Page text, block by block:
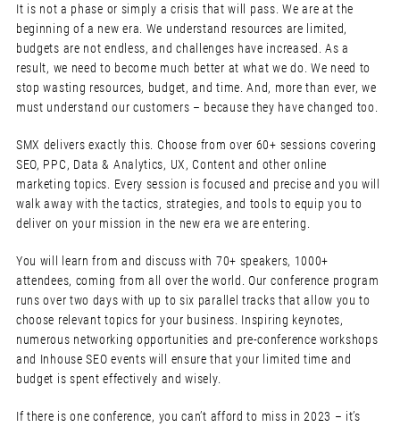
It is not a phase or simply a crisis that will pass. We are at the
beginning of a new era. We understand resources are limited,
budgets are not endless, and challenges have increased. As a
result, we need to become much better at what we do. We need to
stop wasting resources, budget, and time. And, more than ever, we
must understand our customers – because they have changed too.
SMX delivers exactly this. Choose from over 60+ sessions covering
SEO, PPC, Data & Analytics, UX, Content and other online
marketing topics. Every session is focused and precise and you will
walk away with the tactics, strategies, and tools to equip you to
deliver on your mission in the new era we are entering.
You will learn from and discuss with 70+ speakers, 1000+
attendees, coming from all over the world. Our conference program
runs over two days with up to six parallel tracks that allow you to
choose relevant topics for your business. Inspiring keynotes,
numerous networking opportunities and pre-conference workshops
and Inhouse SEO events will ensure that your limited time and
budget is spent effectively and wisely.
If there is one conference, you can’t afford to miss in 2023 – it’s